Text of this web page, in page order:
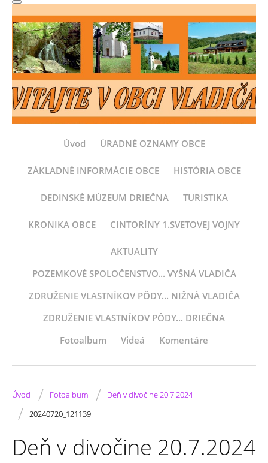
Úvod ÚRADNÉ OZNAMY OBCE
ZÁKLADNÉ INFORMÁCIE OBCE HISTÓRIA OBCE
DEDINSKÉ MÚZEUM DRIEČNA TURISTIKA
KRONIKA OBCE CINTORÍNY 1.SVETOVEJ VOJNY
AKTUALITY
POZEMKOVÉ SPOLOČENSTVO... VYŠNÁ VLADIČA
ZDRUŽENIE VLASTNÍKOV PÔDY... NIŽNÁ VLADIČA
ZDRUŽENIE VLASTNÍKOV PÔDY... DRIEČNA
Fotoalbum
Videá Komentáre
Úvod / Fotoalbum / Deň v divočine 20.7.2024
/ 20240720_121139
Deň v divočine 20.7.2024